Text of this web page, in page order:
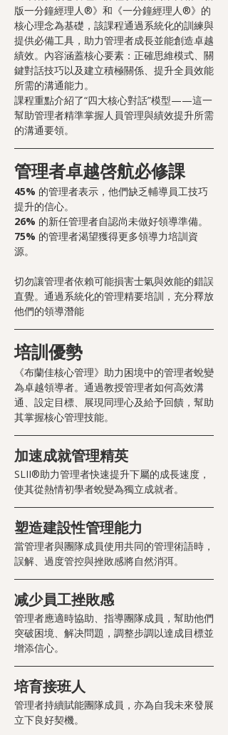
版一分鐘經理人®》和《一分鐘經理人®》的
核心理念為基礎，該課程通過系統化的訓練與
提供必備工具，助力管理者成長並能創造卓越
績效。內容涵蓋核心要素：正確思維模式、關
鍵對話技巧以及建立積極關係、提升全員效能
所需的溝通能力。
課程重點介紹了“四大核心對話”模型——這一
幫助管理者精準掌握人員管理與績效提升所需
的溝通要領。
管理者卓越啓航必修課
45% 的管理者表示，他們缺乏輔導員工技巧
提升的信心。
26% 的新任管理者自認尚未做好領導準備。
75% 的管理者渴望獲得更多領導力培訓資
源。
切勿讓管理者依賴可能損害士氣與效能的錯誤
直覺。通過系統化的管理精要培訓，充分釋放
他們的領導潛能
培訓優勢
《布蘭佳核心管理》助力困境中的管理者蛻變
為卓越領導者。通過教授管理者如何高效溝
通、設定目標、展現同理心及給予回饋，幫助
其掌握核心管理技能。
加速成就管理精英
SLII®助力管理者快速提升下屬的成長速度，
使其從熱情初學者蛻變為獨立成就者。
塑造建設性管理能力
當管理者與團隊成員使用共同的管理術語時，
誤解、過度管控與挫敗感將自然消弭。
减少員工挫敗感
管理者應適時協助、指導團隊成員，幫助他們
突破困境、解决問題，調整步調以達成目標並
增添信心。
培育接班人
管理者持續賦能團隊成員，亦為自我未來發展
立下良好契機。